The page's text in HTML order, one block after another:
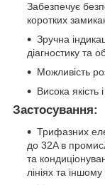
Забезпечує
коротких
Зручна
діагностику та
Можливість
Висока якість
Застосування:
Трифазних
до 32A в
та
лініях та